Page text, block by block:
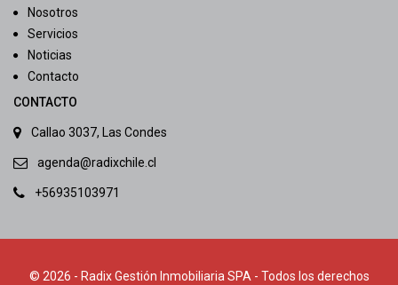
Nosotros
Servicios
Noticias
Contacto
CONTACTO
Callao 3037, Las Condes
agenda@radixchile.cl
+56935103971
© 2026 - Radix Gestión Inmobiliaria SPA - Todos los derechos